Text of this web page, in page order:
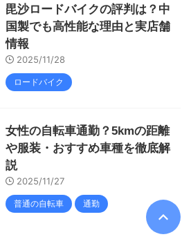
毘沙ロードバイクの評判は？中
国製でも高性能な理由と実店舗
情報
2025/11/28
ロードバイク
女性の自転車通勤？5kmの距離
や服装・おすすめ車種を徹底解
説
2025/11/27
普通の自転車 通勤